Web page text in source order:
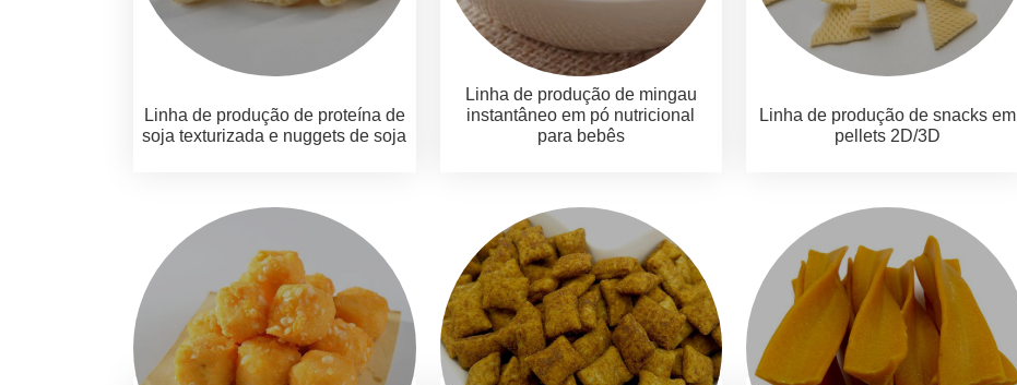
Linha de produção de proteína de
soja texturizada e nuggets de soja
Linha de produção de mingau
instantâneo em pó nutricional
para bebês
Linha de produção de snacks em
pellets 2D/3D